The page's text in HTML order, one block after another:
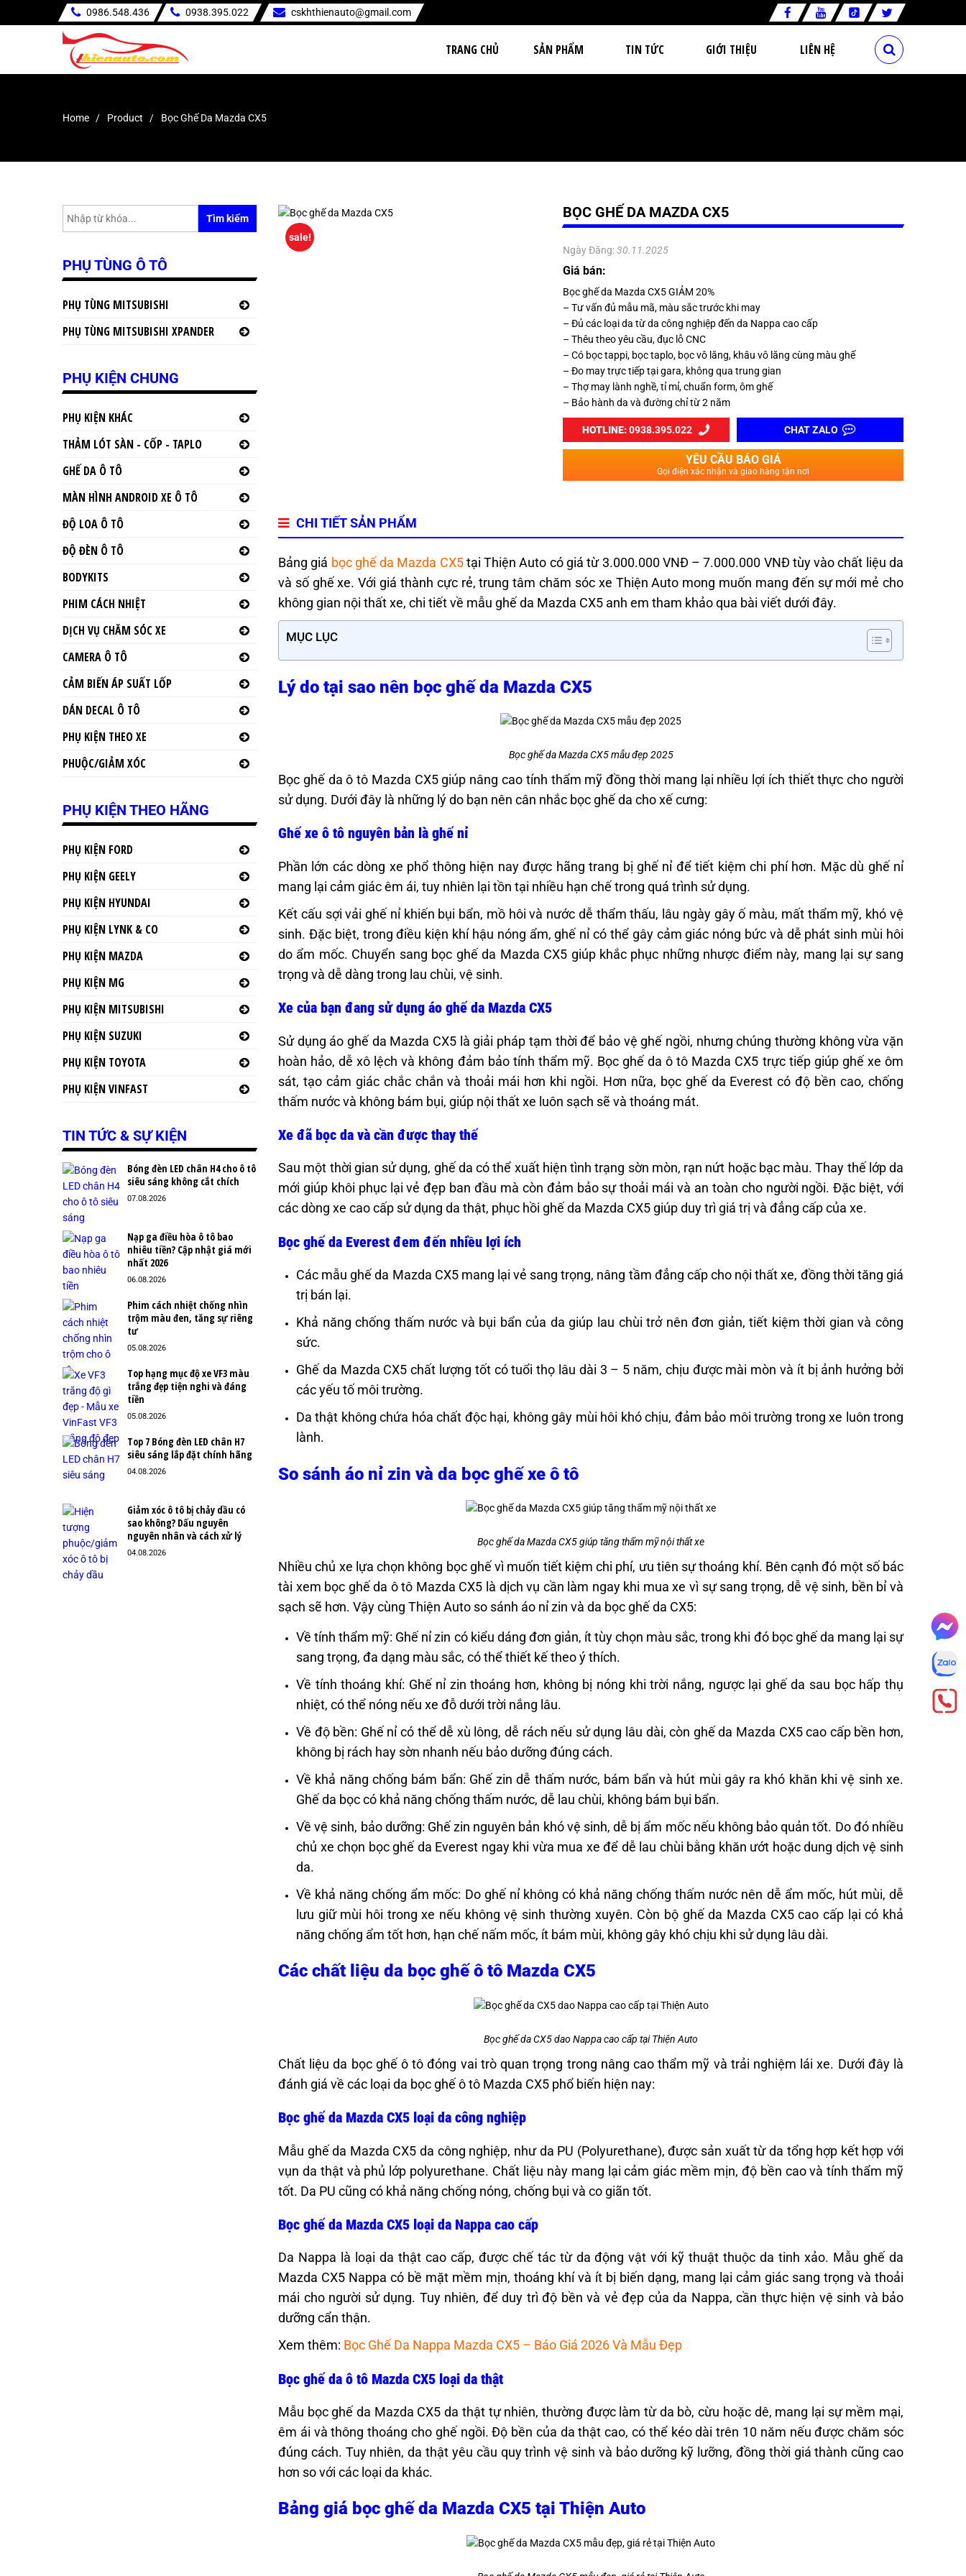
0986.548.436 0938.395.022 cskhthienauto@gmail.com
TRANG CHỦ SẢN PHẨM TIN TỨC GIỚI THIỆU LIÊN HỆ
Home Product Bọc Ghế Da Mazda CX5
sale!
BỌC GHẾ DA MAZDA CX5
Ngày Đăng:30.11.2025
Giá bán:
Bọc ghế da Mazda CX5 GIẢM 20%
– Tư vấn đủ mẫu mã, màu sắc trước khi may
– Đủ các loại da từ da công nghiệp đến da Nappa cao cấp
– Thêu theo yêu cầu, đục lỗ CNC
– Có bọc tappi, bọc taplo, bọc vô lăng, khâu vô lăng cùng màu ghế
– Đo may trực tiếp tại gara, không qua trung gian
– Thợ may lành nghề, tỉ mỉ, chuẩn form, ôm ghế
– Bảo hành da và đường chỉ từ 2 năm
HOTLINE:0938.395.022 CHAT ZALO
YÊU CẦU BÁO GIÁ
Gọi điện xác nhận và giao hàng tận nơi
CHI TIẾT SẢN PHẨM
Bảng giá bọc ghế da Mazda CX5tại Thiện Auto có giá từ 3.000.000 VNĐ – 7.000.000 VNĐ tùy vào chất liệu da
và số ghế xe. Với giá thành cực rẻ, trung tâm chăm sóc xe Thiện Auto mong muốn mang đến sự mới mẻ cho
không gian nội thất xe, chi tiết về mẫu ghế da Mazda CX5 anh em tham khảo qua bài viết dưới đây.
MỤC LỤC
Lý do tại sao nên bọc ghế da Mazda CX5
Bọc ghế da Mazda CX5 mẫu đẹp 2025
Bọc ghế da ô tô Mazda CX5 giúp nâng cao tính thẩm mỹ đồng thời mang lại nhiều lợi ích thiết thực cho người
sử dụng. Dưới đây là những lý do bạn nên cân nhắc bọc ghế da cho xế cưng:
Ghế xe ô tô nguyên bản là ghế nỉ
Phần lớn các dòng xe phổ thông hiện nay được hãng trang bị ghế nỉ để tiết kiệm chi phí hơn. Mặc dù ghế nỉ
mang lại cảm giác êm ái, tuy nhiên lại tồn tại nhiều hạn chế trong quá trình sử dụng.
Kết cấu sợi vải ghế nỉ khiến bụi bẩn, mồ hôi và nước dễ thẩm thấu, lâu ngày gây ố màu, mất thẩm mỹ, khó vệ
sinh. Đặc biệt, trong điều kiện khí hậu nóng ẩm, ghế nỉ có thể gây cảm giác nóng bức và dễ phát sinh mùi hôi
do ẩm mốc. Chuyển sang bọc ghế da Mazda CX5 giúp khắc phục những nhược điểm này, mang lại sự sang
trọng và dễ dàng trong lau chùi, vệ sinh.
Xe của bạn đang sử dụng áo ghế da Mazda CX5
Sử dụng áo ghế da Mazda CX5 là giải pháp tạm thời để bảo vệ ghế ngồi, nhưng chúng thường không vừa vặn
hoàn hảo, dễ xô lệch và không đảm bảo tính thẩm mỹ. Bọc ghế da ô tô Mazda CX5 trực tiếp giúp ghế xe ôm
sát, tạo cảm giác chắc chắn và thoải mái hơn khi ngồi. Hơn nữa, bọc ghế da Everest có độ bền cao, chống
thấm nước và không bám bụi, giúp nội thất xe luôn sạch sẽ và thoáng mát.
Xe đã bọc da và cần được thay thế
Sau một thời gian sử dụng, ghế da có thể xuất hiện tình trạng sờn mòn, rạn nứt hoặc bạc màu. Thay thế lớp da
mới giúp khôi phục lại vẻ đẹp ban đầu mà còn đảm bảo sự thoải mái và an toàn cho người ngồi. Đặc biệt, với
các dòng xe cao cấp sử dụng da thật, phục hồi ghế da Mazda CX5 giúp duy trì giá trị và đẳng cấp của xe.
Bọc ghế da Everest đem đến nhiều lợi ích
Các mẫu ghế da Mazda CX5 mang lại vẻ sang trọng, nâng tầm đẳng cấp cho nội thất xe, đồng thời tăng giá
trị bán lại.
Khả năng chống thấm nước và bụi bẩn của da giúp lau chùi trở nên đơn giản, tiết kiệm thời gian và công
sức.
Ghế da Mazda CX5 chất lượng tốt có tuổi thọ lâu dài 3 – 5 năm, chịu được mài mòn và ít bị ảnh hưởng bởi
các yếu tố môi trường.
Da thật không chứa hóa chất độc hại, không gây mùi hôi khó chịu, đảm bảo môi trường trong xe luôn trong
lành.
So sánh áo nỉ zin và da bọc ghế xe ô tô
Bọc ghế da Mazda CX5 giúp tăng thẩm mỹ nội thất xe
Nhiều chủ xe lựa chọn không bọc ghế vì muốn tiết kiệm chi phí, ưu tiên sự thoáng khí. Bên cạnh đó một số bác
tài xem bọc ghế da ô tô Mazda CX5 là dịch vụ cần làm ngay khi mua xe vì sự sang trọng, dễ vệ sinh, bền bỉ và
sạch sẽ hơn. Vậy cùng Thiện Auto so sánh áo nỉ zin và da bọc ghế da CX5:
Về tính thẩm mỹ: Ghế nỉ zin có kiểu dáng đơn giản, ít tùy chọn màu sắc, trong khi đó bọc ghế da mang lại sự
sang trọng, đa dạng màu sắc, có thể thiết kế theo ý thích.
Về tính thoáng khí: Ghế nỉ zin thoáng hơn, không bị nóng khi trời nắng, ngược lại ghế da sau bọc hấp thụ
nhiệt, có thể nóng nếu xe đỗ dưới trời nắng lâu.
Về độ bền: Ghế nỉ có thể dễ xù lông, dễ rách nếu sử dụng lâu dài, còn ghế da Mazda CX5 cao cấp bền hơn,
không bị rách hay sờn nhanh nếu bảo dưỡng đúng cách.
Về khả năng chống bám bẩn: Ghế zin dễ thấm nước, bám bẩn và hút mùi gây ra khó khăn khi vệ sinh xe.
Ghế da bọc có khả năng chống thấm nước, dễ lau chùi, không bám bụi bẩn.
Về vệ sinh, bảo dưỡng: Ghế zin nguyên bản khó vệ sinh, dễ bị ẩm mốc nếu không bảo quản tốt. Do đó nhiều
chủ xe chọn bọc ghế da Everest ngay khi vừa mua xe để dễ lau chùi bằng khăn ướt hoặc dung dịch vệ sinh
da.
Về khả năng chống ẩm mốc: Do ghế nỉ không có khả năng chống thấm nước nên dễ ẩm mốc, hút mùi, dễ
lưu giữ mùi hôi trong xe nếu không vệ sinh thường xuyên. Còn bộ ghế da Mazda CX5 cao cấp lại có khả
năng chống ẩm tốt hơn, hạn chế nấm mốc, ít bám mùi, không gây khó chịu khi sử dụng lâu dài.
Các chất liệu da bọc ghế ô tô Mazda CX5
Bọc ghế da CX5 dao Nappa cao cấp tại Thiện Auto
Chất liệu da bọc ghế ô tô đóng vai trò quan trọng trong nâng cao thẩm mỹ và trải nghiệm lái xe. Dưới đây là
đánh giá về các loại da bọc ghế ô tô Mazda CX5 phổ biến hiện nay:
Bọc ghế da Mazda CX5 loại da công nghiệp
Mẫu ghế da Mazda CX5 da công nghiệp, như da PU (Polyurethane), được sản xuất từ da tổng hợp kết hợp với
vụn da thật và phủ lớp polyurethane. Chất liệu này mang lại cảm giác mềm mịn, độ bền cao và tính thẩm mỹ
tốt. Da PU cũng có khả năng chống nóng, chống bụi và co giãn tốt.
Bọc ghế da Mazda CX5 loại da Nappa cao cấp
Da Nappa là loại da thật cao cấp, được chế tác từ da động vật với kỹ thuật thuộc da tinh xảo. Mẫu ghế da
Mazda CX5 Nappa có bề mặt mềm mịn, thoáng khí và ít bị biến dạng, mang lại cảm giác sang trọng và thoải
mái cho người sử dụng. Tuy nhiên, để duy trì độ bền và vẻ đẹp của da Nappa, cần thực hiện vệ sinh và bảo
dưỡng cẩn thận.
Xem thêm: Bọc Ghế Da Nappa Mazda CX5 – Báo Giá 2026 Và Mẫu Đẹp
Bọc ghế da ô tô Mazda CX5 loại da thật
Mẫu bọc ghế da Mazda CX5 da thật tự nhiên, thường được làm từ da bò, cừu hoặc dê, mang lại sự mềm mại,
êm ái và thông thoáng cho ghế ngồi. Độ bền của da thật cao, có thể kéo dài trên 10 năm nếu được chăm sóc
đúng cách. Tuy nhiên, da thật yêu cầu quy trình vệ sinh và bảo dưỡng kỹ lưỡng, đồng thời giá thành cũng cao
hơn so với các loại da khác.
Bảng giá bọc ghế da Mazda CX5 tại Thiện Auto
Tìm kiếm
PHỤ TÙNG Ô TÔ
PHỤ TÙNG MITSUBISHI
PHỤ TÙNG MITSUBISHI XPANDER
PHỤ KIỆN CHUNG
PHỤ KIỆN KHÁC
THẢM LÓT SÀN - CỐP - TAPLO
GHẾ DA Ô TÔ
MÀN HÌNH ANDROID XE Ô TÔ
ĐỘ LOA Ô TÔ
ĐỘ ĐÈN Ô TÔ
BODYKITS
PHIM CÁCH NHIỆT
DỊCH VỤ CHĂM SÓC XE
CAMERA Ô TÔ
CẢM BIẾN ÁP SUẤT LỐP
DÁN DECAL Ô TÔ
PHỤ KIỆN THEO XE
PHUỘC/GIẢM XÓC
PHỤ KIỆN THEO HÃNG
PHỤ KIỆN FORD
PHỤ KIỆN GEELY
PHỤ KIỆN HYUNDAI
PHỤ KIỆN LYNK & CO
PHỤ KIỆN MAZDA
PHỤ KIỆN MG
PHỤ KIỆN MITSUBISHI
PHỤ KIỆN SUZUKI
PHỤ KIỆN TOYOTA
PHỤ KIỆN VINFAST
TIN TỨC & SỰ KIỆN
Bóng đèn LED chân H4 cho ô tô
siêu sáng không cắt chích
07.08.2026
Nạp ga điều hòa ô tô bao
nhiêu tiền? Cập nhật giá mới
nhất 2026
06.08.2026
Phim cách nhiệt chống nhìn
trộm màu đen, tăng sự riêng
tư
05.08.2026
Top hạng mục độ xe VF3 màu
trắng đẹp tiện nghi và đáng
tiền
05.08.2026
Top 7 Bóng đèn LED chân H7
siêu sáng lắp đặt chính hãng
04.08.2026
Giảm xóc ô tô bị chảy dầu có
sao không? Dấu nguyên
nguyên nhân và cách xử lý
04.08.2026